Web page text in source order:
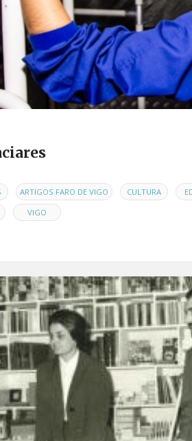
ARTIGOS FARO DE VIGO CULTURA
VIGO